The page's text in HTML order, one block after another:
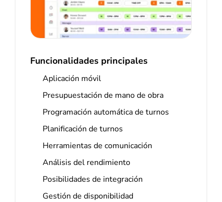
Funcionalidades principales
Aplicación móvil
Presupuestación de mano de obra
Programación automática de turnos
Planificación de turnos
Herramientas de comunicación
Análisis del rendimiento
Posibilidades de integración
Gestión de disponibilidad